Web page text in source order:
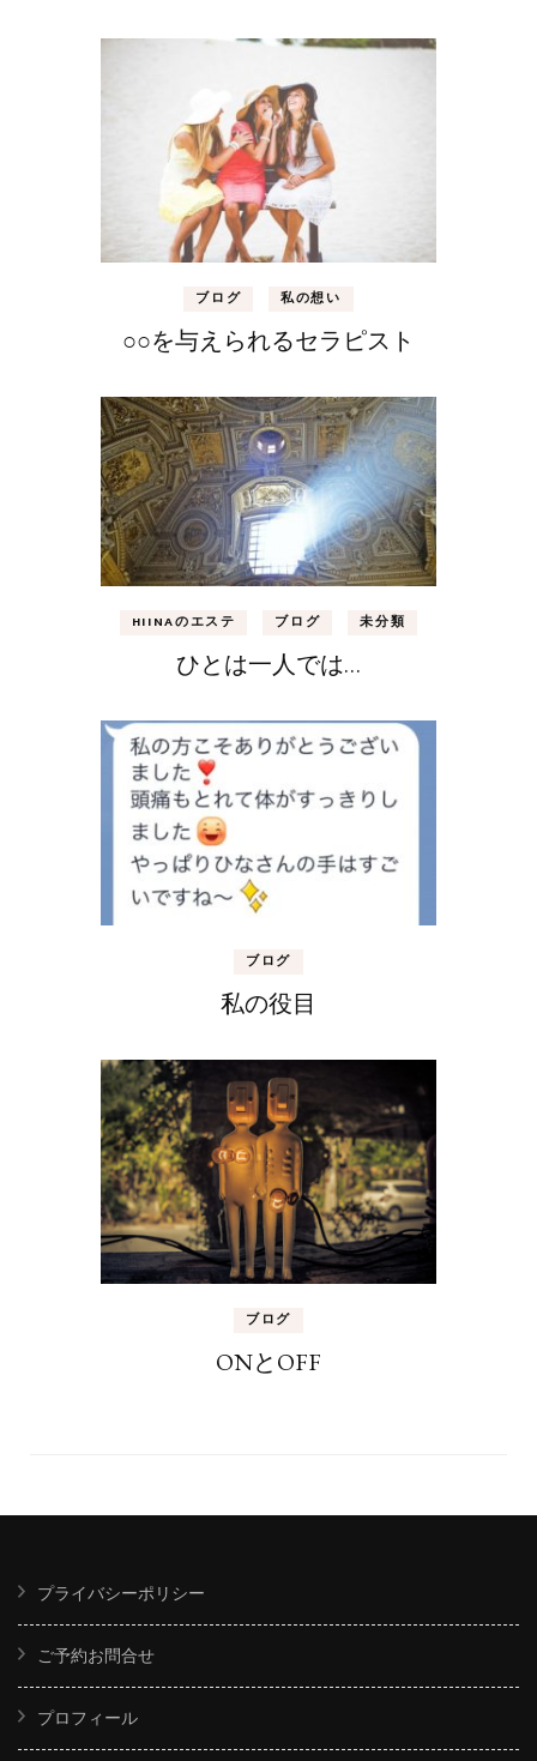
ブログ 私の想い
○○を与えられるセラピスト
HIINAのエステ ブログ 未分類
ひとは一人では…
ブログ
私の役目
ブログ
ONとOFF
プライバシーポリシー
ご予約お問合せ
プロフィール